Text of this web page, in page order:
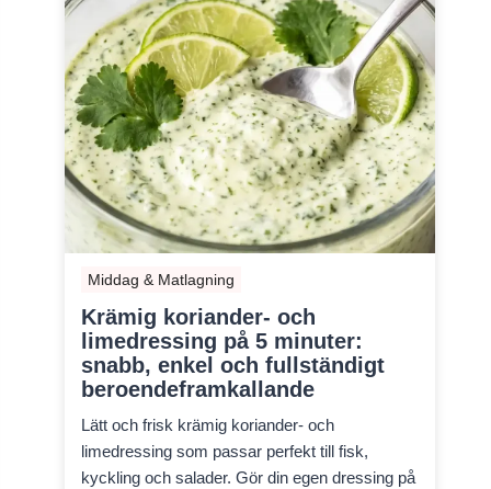
Middag & Matlagning
Krämig koriander- och
limedressing på 5 minuter:
snabb, enkel och fullständigt
beroendeframkallande
Lätt och frisk krämig koriander- och
limedressing som passar perfekt till fisk,
kyckling och salader. Gör din egen dressing på